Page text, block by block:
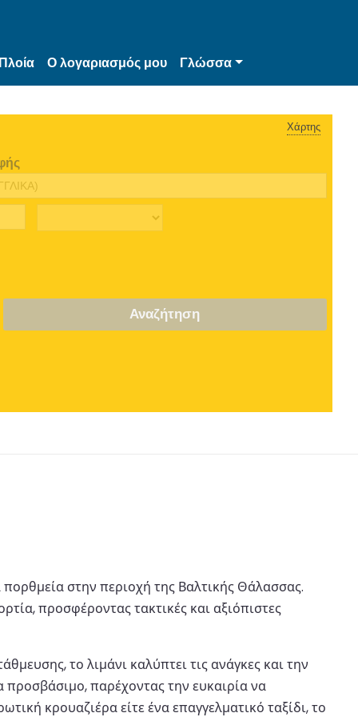
Ο λογαριασμός μου Γλώσσα
Χάρτης
Αναζήτηση
στην περιοχή της Βαλτικής Θάλασσας.
προσφέροντας τακτικές και αξιόπιστες
το λιμάνι καλύπτει τις ανάγκες και την
παρέχοντας την ευκαιρία να
κρουαζιέρα είτε ένα επαγγελματικό ταξίδι, το